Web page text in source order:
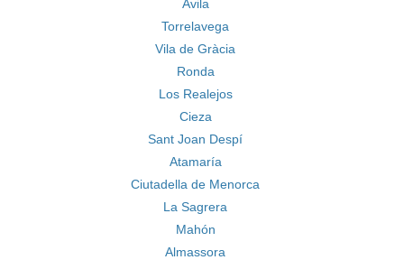
Ávila
Torrelavega
Vila de Gràcia
Ronda
Los Realejos
Cieza
Sant Joan Despí
Atamaría
Ciutadella de Menorca
La Sagrera
Mahón
Almassora